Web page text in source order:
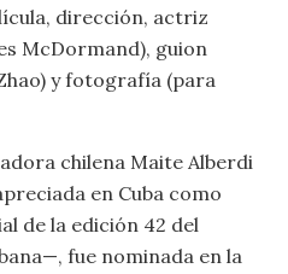
dirección, actriz
McDormand), guion
y fotografía (para
chilena Maite Alberdi
en Cuba como
de la edición 42 del
fue nominada en la